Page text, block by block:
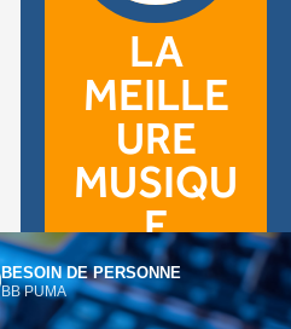
BESOIN DE PERSONNE
BB PUMA